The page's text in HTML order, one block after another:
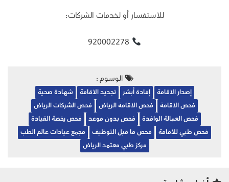
للاستفسار أو لخدمات الشركات:
الوسوم :
إصدار الاقامة إفادة أبشر تجديد الاقامة شهادة صحية
فحص الاقامة فحص الاقامة الرياض فحص الشركات الرياض
فحص العمالة الوافدة فحص بدون موعد فحص رخصة القيادة
فحص طبي للاقامة فحص ما قبل التوظيف مجمع عيادات عالم الطب
مركز طبي معتمد الرياض